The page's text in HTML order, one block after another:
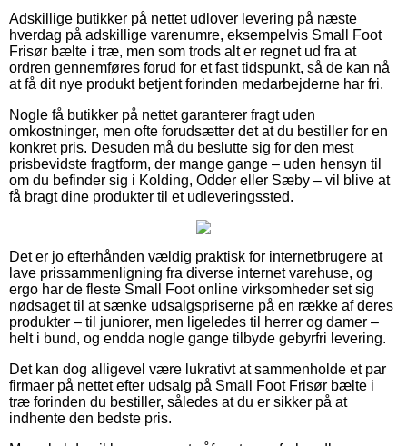
Adskillige butikker på nettet udlover levering på næste
hverdag på adskillige varenumre, eksempelvis Small Foot
Frisør bælte i træ, men som trods alt er regnet ud fra at
ordren gennemføres forud for et fast tidspunkt, så de kan nå
at få dit nye produkt betjent forinden medarbejderne har fri.
Nogle få butikker på nettet garanterer fragt uden
omkostninger, men ofte forudsætter det at du bestiller for en
konkret pris. Desuden må du beslutte sig for den mest
prisbevidste fragtform, der mange gange – uden hensyn til
om du befinder sig i Kolding, Odder eller Sæby – vil blive at
få bragt dine produkter til et udleveringssted.
Det er jo efterhånden vældig praktisk for internetbrugere at
lave prissammenligning fra diverse internet varehuse, og
ergo har de fleste Small Foot online virksomheder set sig
nødsaget til at sænke udsalgspriserne på en række af deres
produkter – til juniorer, men ligeledes til herrer og damer –
helt i bund, og endda nogle gange tilbyde gebyrfri levering.
Det kan dog alligevel være lukrativt at sammenholde et par
firmaer på nettet efter udsalg på Small Foot Frisør bælte i
træ forinden du bestiller, således at du er sikker på at
indhente den bedste pris.